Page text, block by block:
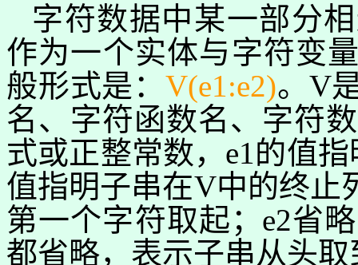
字符数据中某一部分
作为一个实体与字符变
般形式是：V(e1:e2)。 V
名、字符函数名、字符
式或正整常数， e1的值
值指明子串在V中的终止
第一个字符取起； e2省
都省略，表示子串从头取